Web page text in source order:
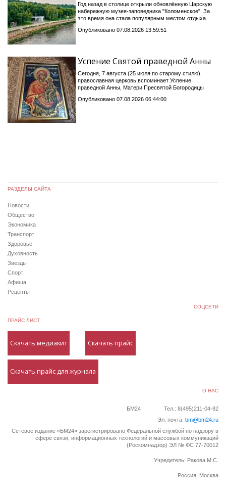
Год назад в столице открыли обновлённую Царскую
набережную музея-заповедника "Коломенское". За
это время она стала популярным местом отдыха
Опубликовано 07.08.2026 13:59:51
Успение Святой праведной Анны
Сегодня, 7 августа (25 июля по старому стилю),
православная церковь вспоминает Успение
праведной Анны, Матери Пресвятой Богородицы
Опубликовано 07.08.2026 06:44:00
РАЗДЕЛЫ САЙТА
Новости
Общество
Экономика
Транспорт
Здоровье
Духовность
Звезды
Спорт
Афиша
Рецепты
СОЦСЕТИ
ПРАЙС ЛИСТ
Скачать медиакит Скачать прайс
Скачать прайс для журнала
О НАС
БМ24
Тел.: 8(495)211-04-82
Эл. почта: bm@bm24.ru
Сетевое издание «БМ24» зарегистрировано Федеральной службой по надзору в
сфере связи, информационных технологий и массовых коммуникаций
(Роскомнадзор) ЭЛ № ФС 77-70012
Учредитель: Ракова М.С.
Россия, Москва